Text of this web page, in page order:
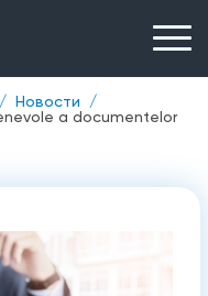
Новости
a documentelor